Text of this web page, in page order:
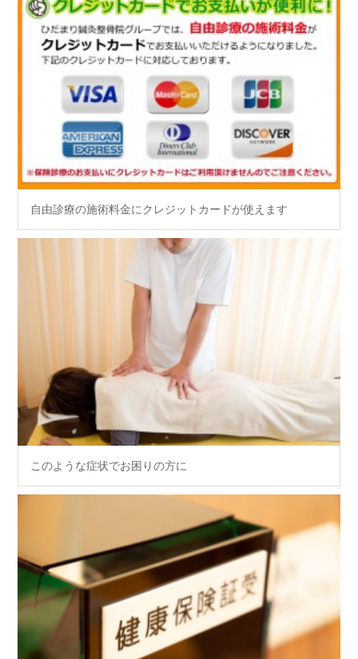
自由診療の施術料金にクレジットカードが使えます
このような症状でお困りの方に